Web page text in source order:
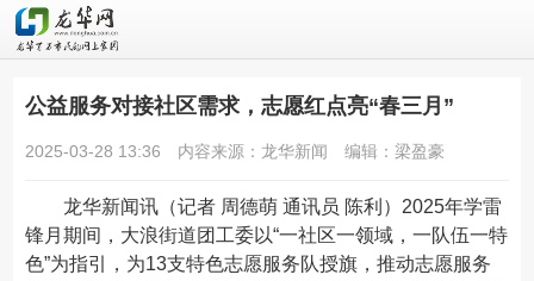
公益服务对接社区需求，志愿红点亮“春三月”
2025-03-28 13:36 内容来源：龙华新闻 编辑：梁盈豪
龙华新闻讯（记者 周德萌 通讯员 陈利）2025年学雷
锋月期间，大浪街道团工委以“一社区一领域，一队伍一特
色”为指引，为13支特色志愿服务队授旗，推动志愿服务